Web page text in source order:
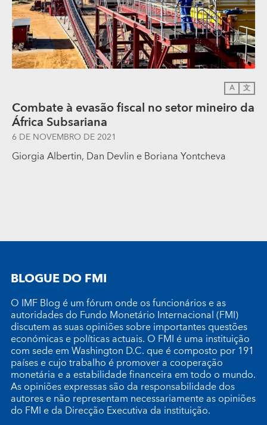
A 文
Combate à evasão fiscal no setor mineiro da
África Subsariana
6 DE NOVEMBRO DE 2021
Giorgia Albertin, Dan Devlin e Boriana Yontcheva
BLOGUE DO FMI
O IMF Blog é um fórum onde os funcionários e as
autoridades do Fundo Monetário Internacional (FMI)
discutem as suas opiniões sobre importantes questões
económicas e políticas actuais. O FMI é uma instituição
com sede em Washington D.C. que é composto por 191
países e cujo trabalho é promover a cooperação
monetária e a estabilidade financeira em todo o mundo.
As opiniões expressas são da responsabilidade dos
autores e não representam necessariamente as opiniões
do FMI e da Direcção Executiva da instituição.